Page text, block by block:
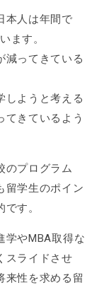
本人は年間で
ます。
減ってきている
しようと考える
てきているよう
のプログラム
留学生のポイン
す。
学やMBA取得な
スライドさせ
来性を求める留